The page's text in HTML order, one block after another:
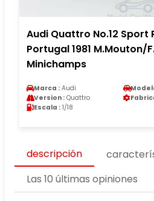
Audi Quattro No.12 Sport
Portugal 1981 M.Mouton/
Minichamps
Marca : Audi
Version : Quattro
Escala : 1/18
descripción
Las 10 últimas opiniones